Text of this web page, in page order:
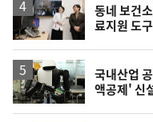
동네 보건
료지원 도
국내산업
액공제' 신